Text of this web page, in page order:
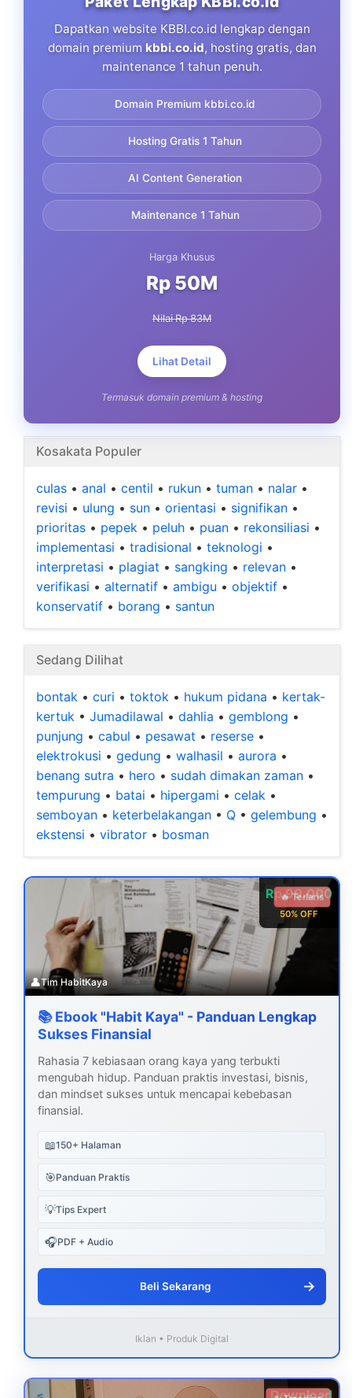
Dapatkan website KBBI.co.id lengkap dengan
domain premium kbbi.co.id, hosting gratis, dan
maintenance 1 tahun penuh.
Domain Premium kbbi.co.id
Hosting Gratis 1 Tahun
AI Content Generation
Maintenance 1 Tahun
Harga Khusus
Rp 50M
Nilai Rp 83M
Lihat Detail
Termasuk domain premium & hosting
Kosakata Populer
culas • anal • centil • rukun • tuman • nalar •
revisi • ulung • sun • orientasi • signifikan •
prioritas • pepek • peluh • puan • rekonsiliasi •
implementasi • tradisional • teknologi •
interpretasi • plagiat • sangking • relevan •
verifikasi • alternatif • ambigu • objektif •
konservatif • borang • santun
Sedang Dilihat
bontak • curi • toktok • hukum pidana • kertak-
kertuk • Jumadilawal • dahlia • gemblong •
punjung • cabul • pesawat • reserse •
elektrokusi • gedung • walhasil • aurora •
benang sutra • hero • sudah dimakan zaman •
tempurung • batai • hipergami • celak •
semboyan • keterbelakangan • Q • gelembung •
ekstensi • vibrator • bosman
Rp 99.000
50% OFF
🔥 Terlaris
👤Tim HabitKaya
📚 Ebook "Habit Kaya" - Panduan Lengkap
Sukses Finansial
Rahasia 7 kebiasaan orang kaya yang terbukti
mengubah hidup. Panduan praktis investasi, bisnis,
dan mindset sukses untuk mencapai kebebasan
finansial.
📖150+ Halaman
🎯Panduan Praktis
💡Tips Expert
🎧PDF + Audio
Beli Sekarang →
Iklan • Produk Digital
Download